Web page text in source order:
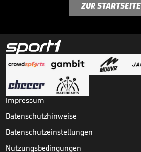
ZUR STARTSEITE
Impressum
Datenschutzhinweise
Datenschutzeinstellungen
Nutzungsbedingungen